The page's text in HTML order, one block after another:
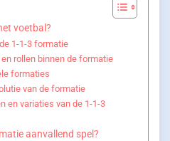
voetbal?
1-1-3 formatie
rollen binnen de formatie
formaties
van de formatie
en variaties van de 1-1-3
aanvallend spel?